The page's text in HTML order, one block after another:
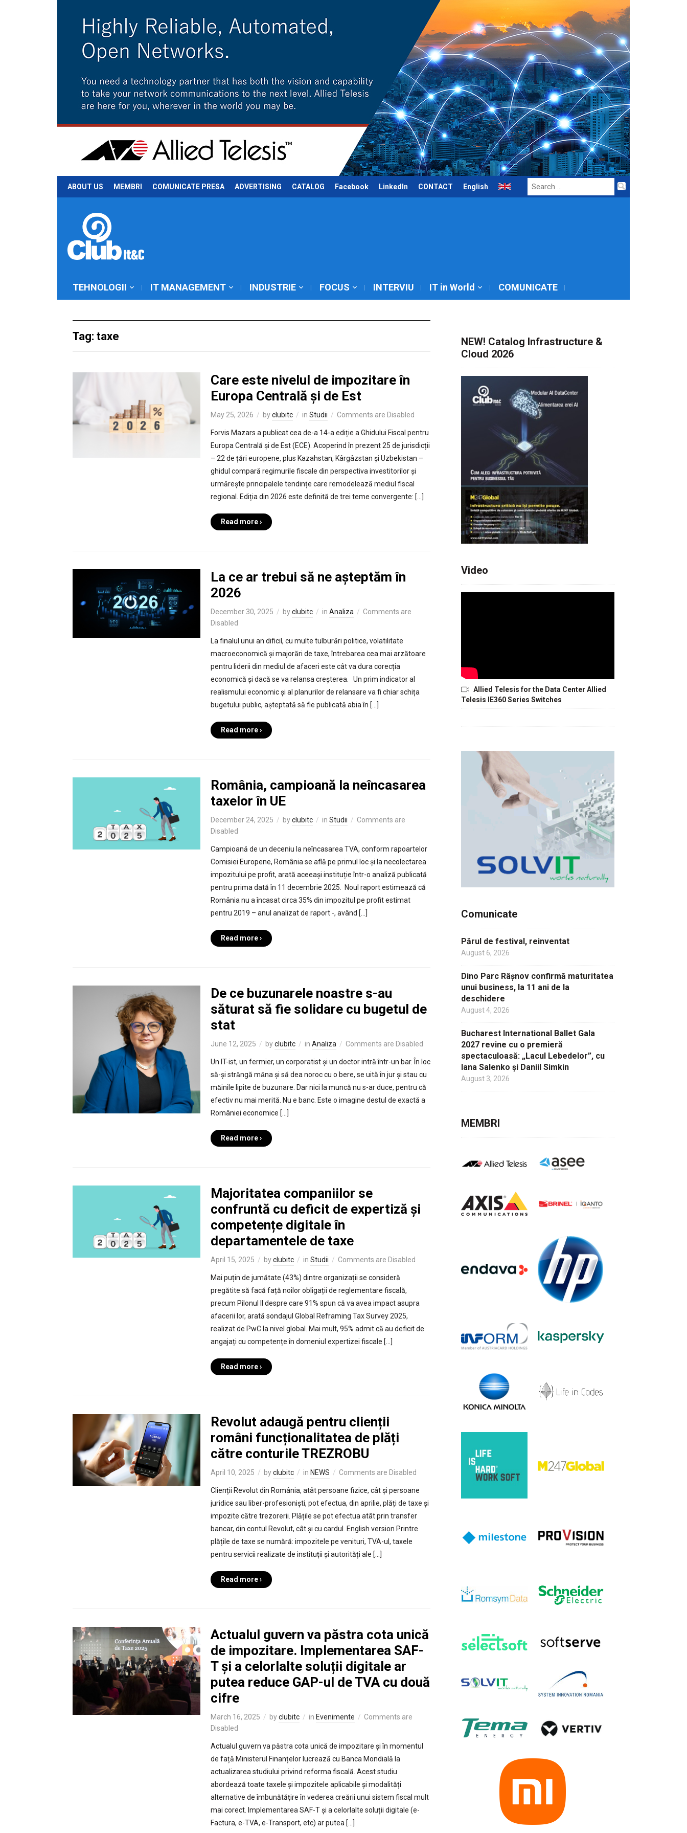
ABOUT US MEMBRI COMUNICATE PRESA ADVERTISING CATALOG Facebook LinkedIn CONTACT English
Search
for:
TEHNOLOGII IT MANAGEMENT INDUSTRIE FOCUS INTERVIU IT in World COMUNICATE
Tag: taxe
Care este nivelul de impozitare în
Europa Centrală și de Est
May 25, 2026 byclubitc in Studii Comments are Disabled
Forvis Mazars a publicat cea de-a 14-a ediție a Ghidului Fiscal pentru
Europa Centrală și de Est (ECE). Acoperind în prezent 25 de jurisdicții
– 22 de țări europene, plus Kazahstan, Kârgâzstan și Uzbekistan –
ghidul compară regimurile fiscale din perspectiva investitorilor și
urmărește principalele tendințe care remodelează mediul fiscal
regional. Ediția din 2026 este definită de trei teme convergente: […]
Read more ›
La ce ar trebui să ne așteptăm în
2026
December 30, 2025 byclubitc in Analiza
Comments are
Disabled
La finalul unui an dificil, cu multe tulburări politice, volatilitate
macroeconomică și majorări de taxe, întrebarea cea mai arzătoare
pentru liderii din mediul de afaceri este cât va dura corecția
economică și dacă se va relansa creșterea. Un prim indicator al
realismului economic și al planurilor de relansare va fi chiar schița
bugetului public, așteptată să fie publicată abia în […]
Read more ›
România, campioană la neîncasarea
taxelor în UE
December 24, 2025 byclubitc in Studii
Comments are
Disabled
Campioană de un deceniu la neîncasarea TVA, conform rapoartelor
Comisiei Europene, România se află pe primul loc și la necolectarea
impozitului pe profit, arată aceeași instituție într-o analiză publicată
pentru prima dată în 11 decembrie 2025. Noul raport estimează că
România nu a încasat circa 35% din impozitul pe profit estimat
pentru 2019 – anul analizat de raport -, având […]
Read more ›
De ce buzunarele noastre s-au
săturat să fie solidare cu bugetul de
stat
June 12, 2025 byclubitc in Analiza Comments are Disabled
Un IT-ist, un fermier, un corporatist și un doctor intră într-un bar. În loc
să-și strȃngă mȃna și să dea noroc cu o bere, se uită în jur și stau cu
mȃinile lipite de buzunare. Dar nici la muncă nu s-ar duce, pentru că
efectiv nu mai merită. Nu e banc. Este o imagine destul de exactă a
României economice […]
Read more ›
Majoritatea companiilor se
confruntă cu deficit de expertiză și
competențe digitale în
departamentele de taxe
April 15, 2025 byclubitc in Studii Comments are Disabled
Mai puțin de jumătate (43%) dintre organizații se consideră
pregătite să facă față noilor obligații de reglementare fiscală,
precum Pilonul II despre care 91% spun că va avea impact asupra
afacerii lor, arată sondajul Global Reframing Tax Survey 2025,
realizat de PwC la nivel global. Mai mult, 95% admit că au deficit de
angajați cu competențe în domeniul expertizei fiscale […]
Read more ›
Revolut adaugă pentru clienții
români funcționalitatea de plăți
către conturile TREZROBU
April 10, 2025 byclubitc in NEWS Comments are Disabled
Clienții Revolut din România, atât persoane fizice, cât și persoane
juridice sau liber-profesioniști, pot efectua, din aprilie, plăți de taxe și
impozite către trezorerii. Plățile se pot efectua atât prin transfer
bancar, din contul Revolut, cât și cu cardul. English version Printre
plățile de taxe se numără: impozitele pe venituri, TVA-ul, taxele
pentru servicii realizate de instituții și autorități ale […]
Read more ›
Actualul guvern va păstra cota unică
de impozitare. Implementarea SAF-
T și a celorlalte soluții digitale ar
putea reduce GAP-ul de TVA cu două
cifre
March 16, 2025 byclubitc in Evenimente
Comments are
Disabled
Actualul guvern va păstra cota unică de impozitare și în momentul
de față Ministerul Finanțelor lucrează cu Banca Mondială la
actualizarea studiului privind reforma fiscală. Acest studiu
abordează toate taxele și impozitele aplicabile și modalități
alternative de îmbunătățire în vederea creării unui sistem fiscal mult
mai corect. Implementarea SAF-T și a celorlalte soluții digitale (e-
Factura, e-TVA, e-Transport, etc) ar putea […]
NEW! Catalog Infrastructure &
Cloud 2026
Video
Allied Telesis for the Data Center Allied
Telesis IE360 Series Switches
Comunicate
Părul de festival, reinventat
August 6, 2026
Dino Parc Râșnov confirmă maturitatea
unui business, la 11 ani de la
deschidere
August 4, 2026
Bucharest International Ballet Gala
2027 revine cu o premieră
spectaculoasă: „Lacul Lebedelor”, cu
Iana Salenko și Daniil Simkin
August 3, 2026
MEMBRI